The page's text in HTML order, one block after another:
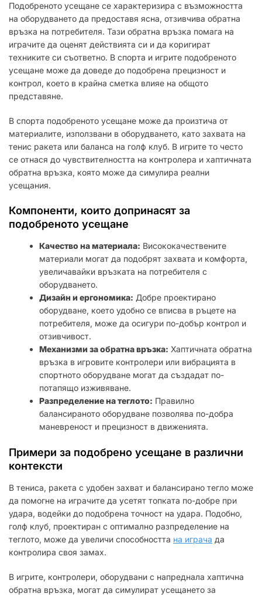
Подобреното усещане се характеризира с възможността
на оборудването да предоставя ясна, отзивчива обратна
връзка на потребителя. Тази обратна връзка помага на
играчите да оценят действията си и да коригират
техниките си съответно. В спорта и игрите подобреното
усещане може да доведе до подобрена прецизност и
контрол, което в крайна сметка влияе на общото
представяне.
В спорта подобреното усещане може да произтича от
материалите, използвани в оборудването, като захвата на
тенис ракета или баланса на голф клуб. В игрите то често
се отнася до чувствителността на контролера и хаптичната
обратна връзка, която може да симулира реални
усещания.
Компоненти, които допринасят за
подобреното усещане
Качество на материала: Висококачествените
материали могат да подобрят захвата и комфорта,
увеличавайки връзката на потребителя с
оборудването.
Дизайн и ергономика: Добре проектирано
оборудване, което удобно се вписва в ръцете на
потребителя, може да осигури по-добър контрол и
отзивчивост.
Механизми за обратна връзка: Хаптичната обратна
връзка в игровите контролери или вибрацията в
спортното оборудване могат да създадат по-
потапящо изживяване.
Разпределение на теглото: Правилно
балансираното оборудване позволява по-добра
маневреност и прецизност в движенията.
Примери за подобрено усещане в различни
контексти
В тениса, ракета с удобен захват и балансирано тегло може
да помогне на играчите да усетят топката по-добре при
удара, водейки до подобрена точност на удара. Подобно,
голф клуб, проектиран с оптимално разпределение на
теглото, може да увеличи способността на играча да
контролира своя замах.
В игрите, контролери, оборудвани с напреднала хаптична
обратна връзка, могат да симулират усещането за